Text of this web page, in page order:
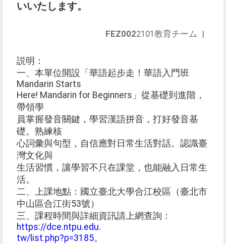
いいたします。
FEZ0022101教育チーム |
説明：
一、本單位開設「華語起步走！華語入門班
Mandarin Starts
Here! Mandarin for Beginners」從基礎到進階，
帶領學
員掌握發音關鍵，學習漢語拼音，打好發音基
礎。熟練核
心詞彙與句型，自信應對日常生活對話。認識臺
灣文化與
生活習慣，讓學習不只在課堂，也能融入日常生
活。
二、上課地點：國立臺北大學合江校區（臺北市
中山區合江街53號）
三、課程時間與詳細資訊請上網查詢：
https://dce.ntpu.edu.
tw/list.php?p=3185。